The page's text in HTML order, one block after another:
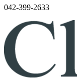
042-399-2633